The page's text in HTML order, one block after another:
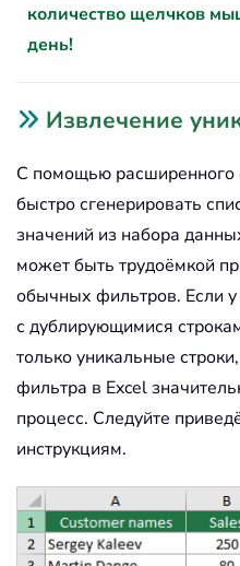
количество щелчков
день!
Извлечение
С помощью
быстро сгенерировать
значений из набора
может быть трудоёмкой
обычных фильтров. Если
с дублирующимися
только уникальные
фильтра в Excel
процесс. Следуйте
инструкциям.